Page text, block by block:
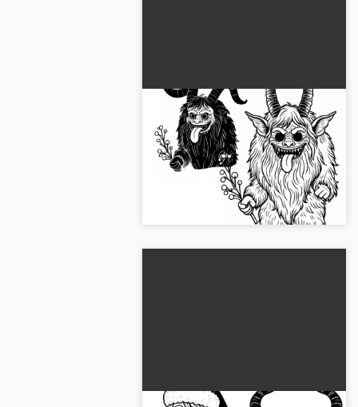
Krampus Boyama Sayfası
Basit Ücretsiz
Yaratıcı Krampus boyama sayfası
seni bekliyor. Ücretsiz olarak indir
ve hayal gücünü serbest bırak!...